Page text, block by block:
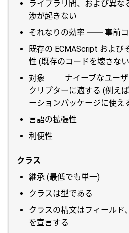
ライブラリ間、および異な
渉が起きない
それなりの効率 ── 事前
既存の ECMAScript および
性 (既存のコードを壊さな
対象 ── ナイーブなユーザ
クリプターに適する (例え
ーションパッケージに使え
言語の拡張性
利便性
クラス
継承 (最低でも単一)
クラスは型である
クラスの構文はフィールド
を宣言する